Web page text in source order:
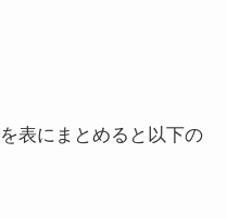
表にまとめると以下の